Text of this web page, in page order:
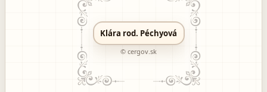
Klára rod. Péchyová
© cergov.sk